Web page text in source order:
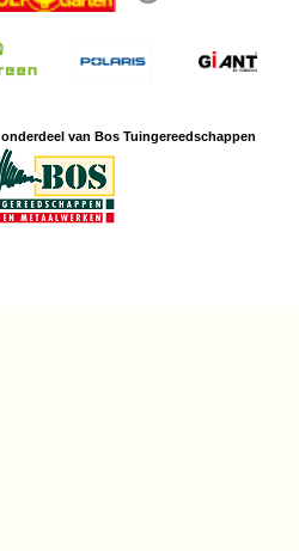
onderdeel van Bos Tuingereedschappen